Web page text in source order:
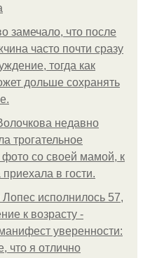
замечало, что после
часто почти сразу
тогда как
дольше сохранять
недавно
трогательное
со своей мамой, к
в гости.
исполнилось 57,
к возрасту -
уверенности:
что я отлично